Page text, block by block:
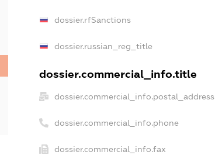
dossier.rfSanctions
dossier.russian_reg_title
dossier.commercial_info.title
dossier.commercial_info.postal_address
dossier.commercial_info.phone
dossier.commercial_info.fax